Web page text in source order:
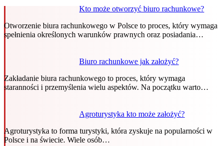
Kto może otworzyć biuro rachunkowe?
Otworzenie biura rachunkowego w Polsce to proces, który wymaga
spełnienia określonych warunków prawnych oraz posiadania…
Biuro rachunkowe jak założyć?
Zakładanie biura rachunkowego to proces, który wymaga
staranności i przemyślenia wielu aspektów. Na początku warto…
Agroturystyka kto może założyć?
Agroturystyka to forma turystyki, która zyskuje na popularności w
Polsce i na świecie. Wiele osób…